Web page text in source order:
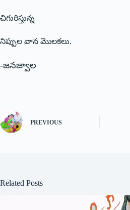
చిగురిస్తున్న
నిప్పుల వాన మొలకలు.
-జనజ్వాల
PREVIOUS
Related Posts